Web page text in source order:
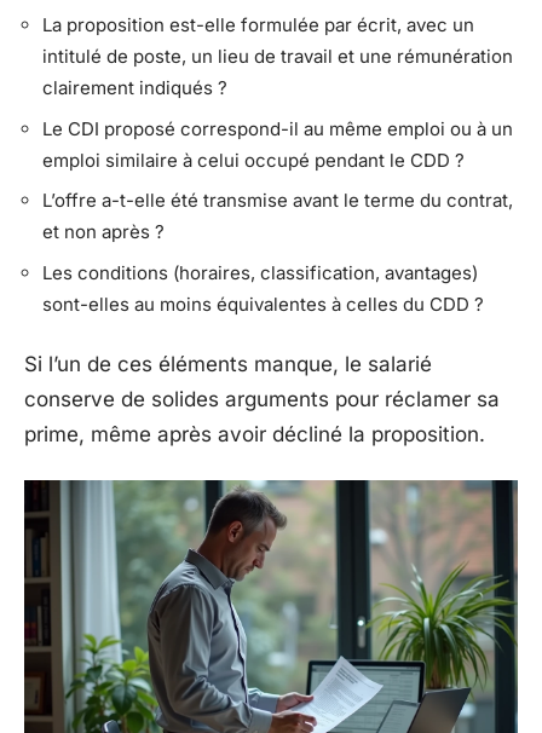
La proposition est-elle formulée par écrit, avec un
intitulé de poste, un lieu de travail et une rémunération
clairement indiqués ?
Le CDI proposé correspond-il au même emploi ou à un
emploi similaire à celui occupé pendant le CDD ?
L’offre a-t-elle été transmise avant le terme du contrat,
et non après ?
Les conditions (horaires, classification, avantages)
sont-elles au moins équivalentes à celles du CDD ?
Si l’un de ces éléments manque, le salarié
conserve de solides arguments pour réclamer sa
prime, même après avoir décliné la proposition.